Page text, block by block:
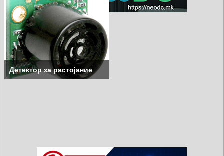
Детектор за растојание